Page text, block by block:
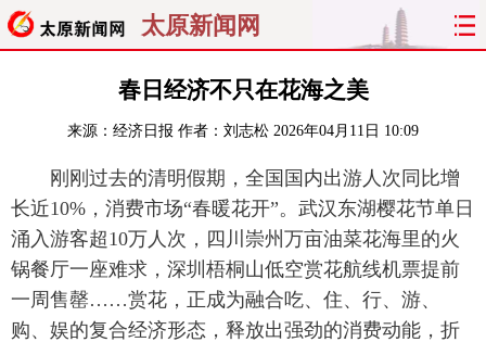
太原新闻网
聚焦 太原
经济 关注 文明 出行
纵横 曝光 综合 专题
旅游 理财 政务 教育
看天下 晋月读 最太原 网罗民生
春日经济不只在花海之美
来源： 经济日报 作者：刘志松 2026年04月11日 10:09
刚刚过去的清明假期，全国国内出游人次同比增
长近10%，消费市场“春暖花开”。武汉东湖樱花节单日
涌入游客超10万人次，四川崇州万亩油菜花海里的火
锅餐厅一座难求，深圳梧桐山低空赏花航线机票提前
一周售罄……赏花，正成为融合吃、住、行、游、
购、娱的复合经济形态，释放出强劲的消费动能，折